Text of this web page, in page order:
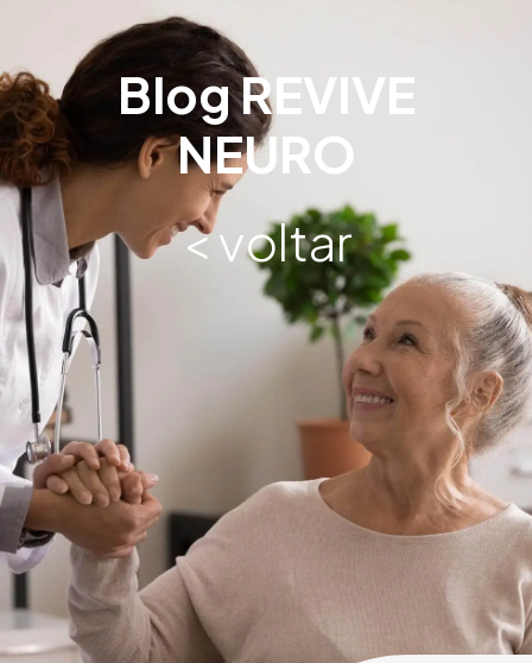
Blog REVIVE
NEURO
< voltar